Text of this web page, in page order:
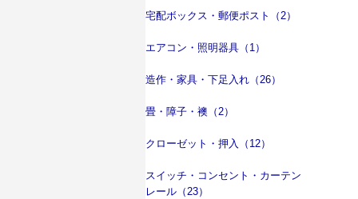
宅配ボックス・郵便ポスト（2）
エアコン・照明器具（1）
造作・家具・下足入れ（26）
畳・障子・襖（2）
クローゼット・押入（12）
スイッチ・コンセント・カーテン
レール（23）